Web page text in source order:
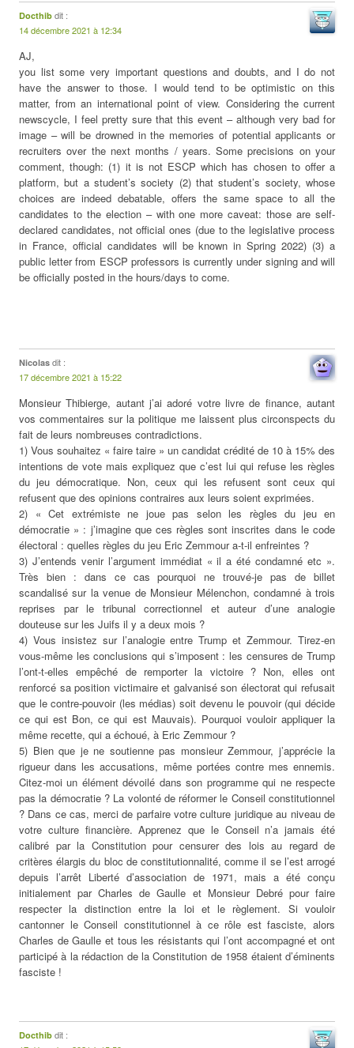
Docthib dit :
14 décembre 2021 à 12:34
AJ,
you list some very important questions and doubts, and I do not
have the answer to those. I would tend to be optimistic on this
matter, from an international point of view. Considering the current
newscycle, I feel pretty sure that this event – although very bad for
image – will be drowned in the memories of potential applicants or
recruiters over the next months / years. Some precisions on your
comment, though: (1) it is not ESCP which has chosen to offer a
platform, but a student’s society (2) that student’s society, whose
choices are indeed debatable, offers the same space to all the
candidates to the election – with one more caveat: those are self-
declared candidates, not official ones (due to the legislative process
in France, official candidates will be known in Spring 2022) (3) a
public letter from ESCP professors is currently under signing and will
be officially posted in the hours/days to come.
Nicolas dit :
17 décembre 2021 à 15:22
Monsieur Thibierge, autant j’ai adoré votre livre de finance, autant
vos commentaires sur la politique me laissent plus circonspects du
fait de leurs nombreuses contradictions.
1) Vous souhaitez « faire taire » un candidat crédité de 10 à 15% des
intentions de vote mais expliquez que c’est lui qui refuse les règles
du jeu démocratique. Non, ceux qui les refusent sont ceux qui
refusent que des opinions contraires aux leurs soient exprimées.
2) « Cet extrémiste ne joue pas selon les règles du jeu en
démocratie » : j’imagine que ces règles sont inscrites dans le code
électoral : quelles règles du jeu Eric Zemmour a-t-il enfreintes ?
3) J’entends venir l’argument immédiat « il a été condamné etc ».
Très bien : dans ce cas pourquoi ne trouvé-je pas de billet
scandalisé sur la venue de Monsieur Mélenchon, condamné à trois
reprises par le tribunal correctionnel et auteur d’une analogie
douteuse sur les Juifs il y a deux mois ?
4) Vous insistez sur l’analogie entre Trump et Zemmour. Tirez-en
vous-même les conclusions qui s’imposent : les censures de Trump
l’ont-t-elles empêché de remporter la victoire ? Non, elles ont
renforcé sa position victimaire et galvanisé son électorat qui refusait
que le contre-pouvoir (les médias) soit devenu le pouvoir (qui décide
ce qui est Bon, ce qui est Mauvais). Pourquoi vouloir appliquer la
même recette, qui a échoué, à Eric Zemmour ?
5) Bien que je ne soutienne pas monsieur Zemmour, j’apprécie la
rigueur dans les accusations, même portées contre mes ennemis.
Citez-moi un élément dévoilé dans son programme qui ne respecte
pas la démocratie ? La volonté de réformer le Conseil constitutionnel
? Dans ce cas, merci de parfaire votre culture juridique au niveau de
votre culture financière. Apprenez que le Conseil n’a jamais été
calibré par la Constitution pour censurer des lois au regard de
critères élargis du bloc de constitutionnalité, comme il se l’est arrogé
depuis l’arrêt Liberté d’association de 1971, mais a été conçu
initialement par Charles de Gaulle et Monsieur Debré pour faire
respecter la distinction entre la loi et le règlement. Si vouloir
cantonner le Conseil constitutionnel à ce rôle est fasciste, alors
Charles de Gaulle et tous les résistants qui l’ont accompagné et ont
participé à la rédaction de la Constitution de 1958 étaient d’éminents
fasciste !
Docthib dit :